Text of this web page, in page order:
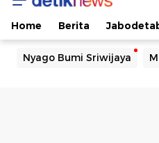
Home Berita
Nyago Bumi Sriwijaya